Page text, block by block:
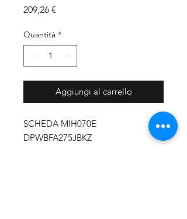
209,26 €
Quantità *
Aggiungi al carrello
SCHEDA MIH070E
DPWBFA275JBKZ